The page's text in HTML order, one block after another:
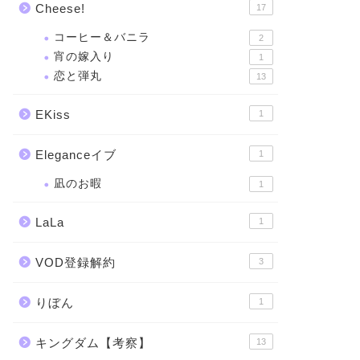
Cheese! 17
コーヒー＆バニラ 2
宵の嫁入り 1
恋と弾丸 13
EKiss 1
Eleganceイブ 1
凪のお暇 1
LaLa 1
VOD登録解約 3
りぼん 1
キングダム【考察】 13